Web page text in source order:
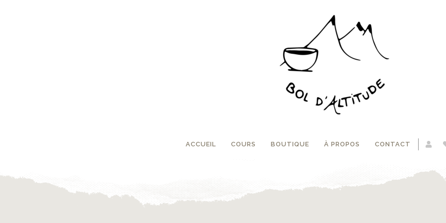
ACCUEIL COURS BOUTIQUE À PROPOS CONTACT